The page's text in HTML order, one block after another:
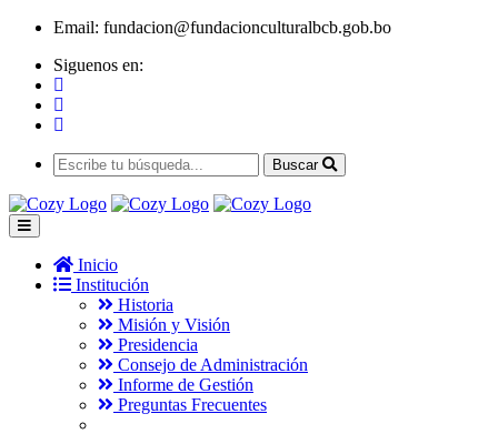
Email: fundacion@fundacionculturalbcb.gob.bo
Siguenos en:
Buscar
Inicio
Institución
Historia
Misión y Visión
Presidencia
Consejo de Administración
Informe de Gestión
Preguntas Frecuentes